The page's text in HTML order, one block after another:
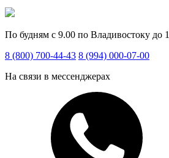
По будням с 9.00 по Владивостоку до
8 (800) 700-44-43 8 (994) 000-07-00
На связи в мессенджерах